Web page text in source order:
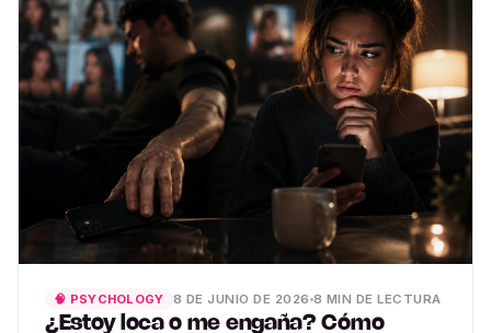
🧠 PSYCHOLOGY 8 DE JUNIO DE 2026 8 MIN DE LECTURA
¿Estoy loca o me engaña? Cómo